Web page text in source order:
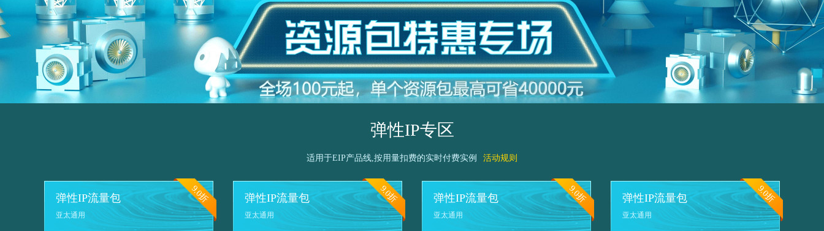
弹性IP专区
适用于EIP产品线,按用量扣费的实时付费实例 活动规则
弹性IP流量包
亚太通用
9.0折 弹性IP流量包
亚太通用
9.0折 弹性IP流量包
亚太通用
9.0折 弹性IP流量包
亚太通用
9.0折